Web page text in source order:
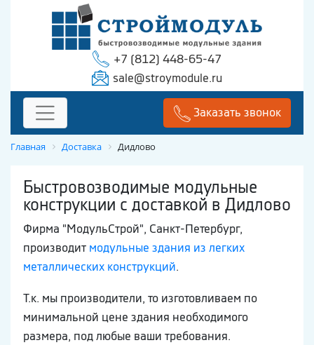
+7 (812) 448-65-47
sale@stroymodule.ru
Заказать звонок
Главная Доставка Дидлово
Быстровозводимые модульные
конструкции с доставкой в Дидлово
Фирма "МодульСтрой", Санкт-Петербург,
производит модульные здания из легких
металлических конструкций.
Т.к. мы производители, то изготовливаем по
минимальной цене здания необходимого
размера, под любые ваши требования.